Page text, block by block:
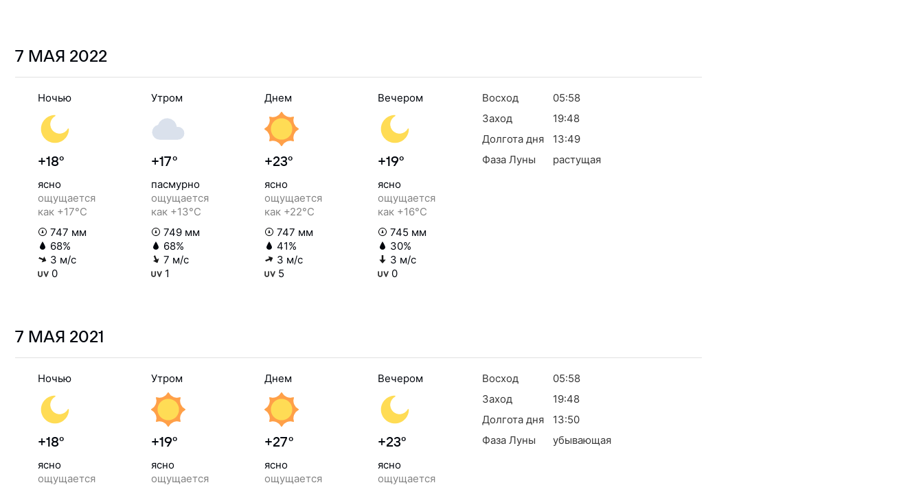
7 МАЯ 2022
Ночью
+18°
ясно
ощущается
как +17°C
747 мм
68%
3 м/с
0
Утром
+17°
пасмурно
ощущается
как +13°C
749 мм
68%
7 м/с
1
Днем
+23°
ясно
ощущается
как +22°C
747 мм
41%
3 м/с
5
Вечером
+19°
ясно
ощущается
как +16°C
745 мм
30%
3 м/с
0
Восход
05:58
Заход
19:48
Долгота дня
13:49
Фаза Луны
растущая
7 МАЯ 2021
Ночью
+18°
ясно
ощущается
Утром
+19°
ясно
ощущается
Днем
+27°
ясно
ощущается
Вечером
+23°
ясно
ощущается
Восход
05:58
Заход
19:48
Долгота дня
13:50
Фаза Луны
убывающая